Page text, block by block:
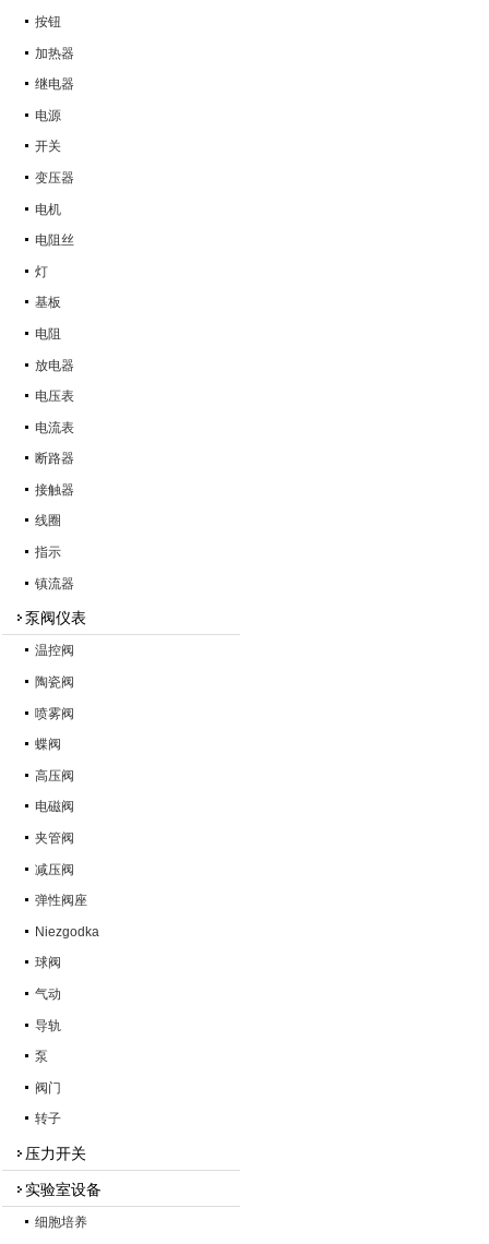
按钮
加热器
继电器
电源
开关
变压器
电机
电阻丝
灯
基板
电阻
放电器
电压表
电流表
断路器
接触器
线圈
指示
镇流器
泵阀仪表
温控阀
陶瓷阀
喷雾阀
蝶阀
高压阀
电磁阀
夹管阀
减压阀
弹性阀座
Niezgodka
球阀
气动
导轨
泵
阀门
转子
压力开关
实验室设备
细胞培养